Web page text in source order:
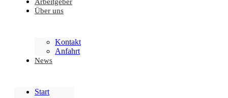
Über uns
Kontakt
Anfahrt
News
Start